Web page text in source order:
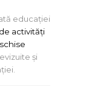
educației
activități
și